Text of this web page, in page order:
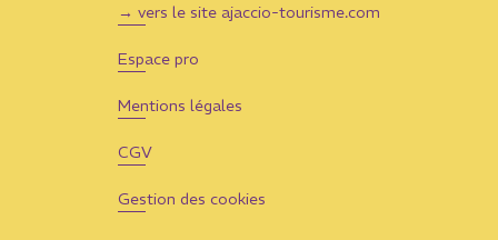
→ vers le site ajaccio-tourisme.com
Espace pro
Mentions légales
CGV
Gestion des cookies